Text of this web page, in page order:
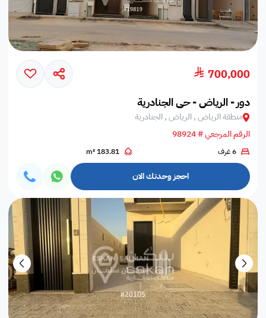
700,000
دور - الرياض - حي الجنادرية
منطقة الرياض , الرياض , الجنادرية
الرقم المرجعي # 98924
6 غرف 183.81 m²
احجز وحدتك الان